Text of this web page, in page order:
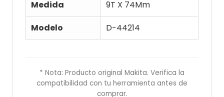
Medida
9T X 74Mm
Modelo
D-44214
* Nota: Producto original Makita. Verifica la
compatibilidad con tu herramienta antes de
comprar.